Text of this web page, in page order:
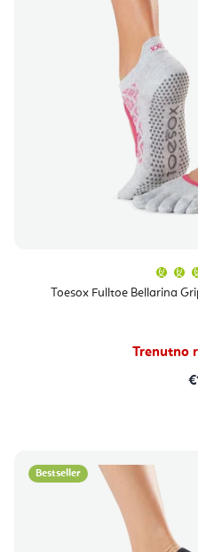
Toesox Fulltoe Bellarina
Trenutno
Bestseller